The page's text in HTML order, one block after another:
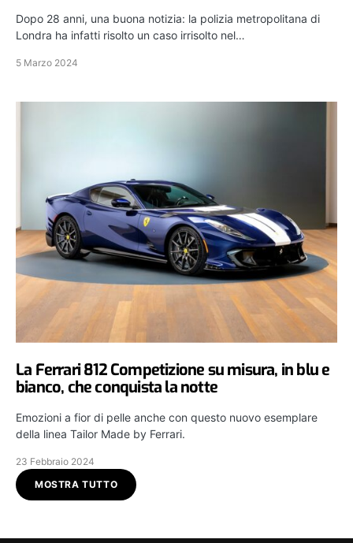
Dopo 28 anni, una buona notizia: la polizia metropolitana di
Londra ha infatti risolto un caso irrisolto nel…
5 Marzo 2024
La Ferrari 812 Competizione su misura, in blu e
bianco, che conquista la notte
Emozioni a fior di pelle anche con questo nuovo esemplare
della linea Tailor Made by Ferrari.
23 Febbraio 2024
MOSTRA TUTTO